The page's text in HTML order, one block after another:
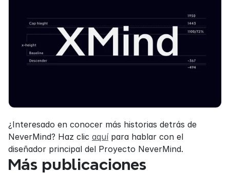
¿Interesado en conocer más historias detrás de
NeverMind? Haz clic aquí para hablar con el
diseñador principal del Proyecto NeverMind.
Más publicaciones